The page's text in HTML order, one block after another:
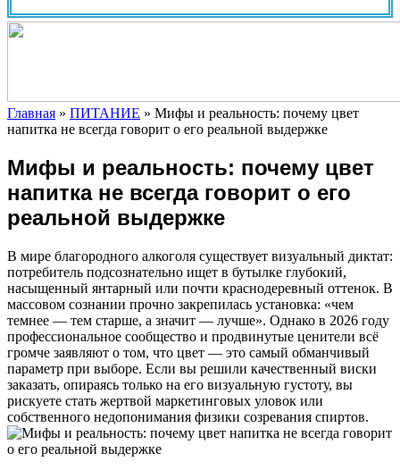
Главная » ПИТАНИЕ » Мифы и реальность: почему цвет
напитка не всегда говорит о его реальной выдержке
Мифы и реальность: почему цвет
напитка не всегда говорит о его
реальной выдержке
В мире благородного алкоголя существует визуальный диктат:
потребитель подсознательно ищет в бутылке глубокий,
насыщенный янтарный или почти краснодеревный оттенок. В
массовом сознании прочно закрепилась установка: «чем
темнее — тем старше, а значит — лучше». Однако в 2026 году
профессиональное сообщество и продвинутые ценители всё
громче заявляют о том, что цвет — это самый обманчивый
параметр при выборе. Если вы решили качественный виски
заказать, опираясь только на его визуальную густоту, вы
рискуете стать жертвой маркетинговых уловок или
собственного недопонимания физики созревания спиртов.